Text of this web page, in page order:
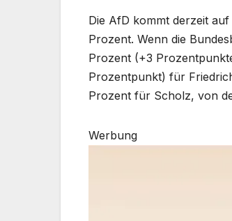
Die AfD kommt derzeit
Prozent. Wenn die
Prozent (+3
Prozentpunkt) für
Prozent für Scholz, von
Werbung